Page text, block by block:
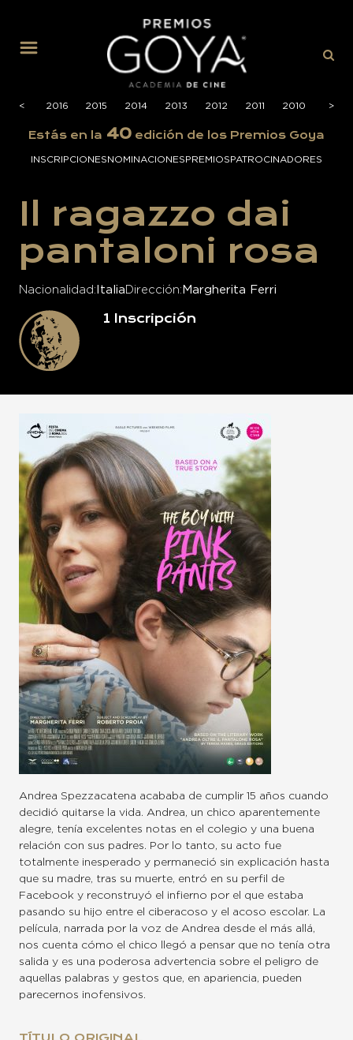
<
2017 2016 2015 2014 2013 2012 2011 2010 2009
>
Estás en la 40 edición de los Premios Goya
INSCRIPCIONESNOMINACIONESPREMIOSPATROCINADORES
Il ragazzo dai
pantaloni rosa
Nacionalidad Italia Dirección Margherita Ferri
1 Inscripción
Andrea Spezzacatena acababa de cumplir 15 años cuando
decidió quitarse la vida. Andrea, un chico aparentemente
alegre, tenía excelentes notas en el colegio y una buena
relación con sus padres. Por lo tanto, su acto fue
totalmente inesperado y permaneció sin explicación hasta
que su madre, tras su muerte, entró en su perfil de
Facebook y reconstruyó el infierno por el que estaba
pasando su hijo entre el ciberacoso y el acoso escolar. La
película, narrada por la voz de Andrea desde el más allá,
nos cuenta cómo el chico llegó a pensar que no tenía otra
salida y es una poderosa advertencia sobre el peligro de
aquellas palabras y gestos que, en apariencia, pueden
parecernos inofensivos.